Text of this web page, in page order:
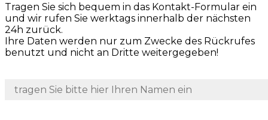
Tragen Sie sich bequem in das Kontakt-Formular ein
und wir rufen Sie werktags innerhalb der nächsten
24h zurück.
Ihre Daten werden nur zum Zwecke des Rückrufes
benutzt und nicht an Dritte weitergegeben!